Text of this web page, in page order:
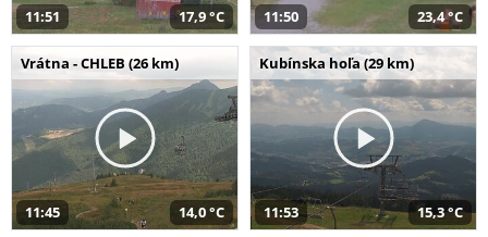
11:51 17,9 °C 11:50 23,4 °C
Vrátna - CHLEB (26 km)
11:45 14,0 °C
Kubínska hoľa (29 km)
11:53 15,3 °C